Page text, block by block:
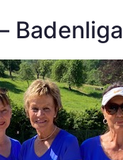
Badenliga